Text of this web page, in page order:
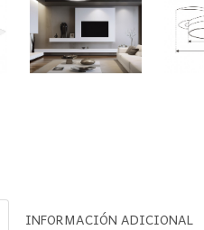
INFORMACIÓN ADICIONAL